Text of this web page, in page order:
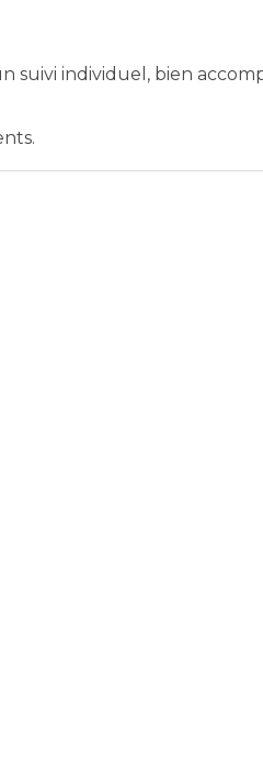
suivi individuel, bien